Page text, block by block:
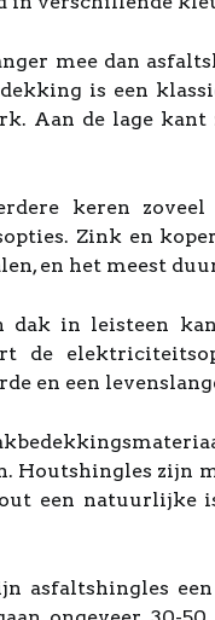
mee dan
is een
Aan de lage
keren
Zink en
en het meest
in leisteen
de
en een
Houtshingles zijn
een natuurlijke
asfaltshingles